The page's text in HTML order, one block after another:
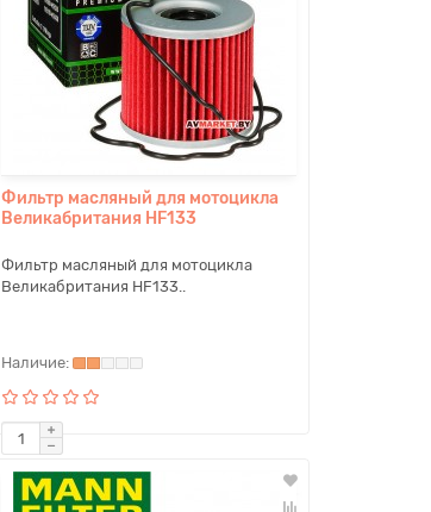
Фильтр масляный для мотоцикла
Великабритания HF133
Фильтр масляный для мотоцикла
Великабритания HF133..